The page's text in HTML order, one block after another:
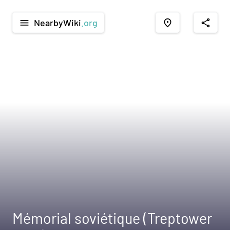
menu NearbyWiki .org place share
Mémorial soviétique (Treptower